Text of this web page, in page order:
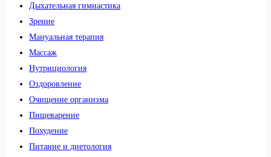
Дыхательная гимнастика
Зрение
Мануальная терапия
Массаж
Нутрициология
Оздоровление
Очищение организма
Пищеварение
Похудение
Питание и диетология